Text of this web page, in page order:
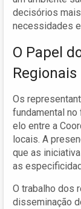
decisórios
necessidades
O Papel
Regionais
Os
fundamental no
elo entre a
locais. A
que as
as
O trabalho dos
disseminação